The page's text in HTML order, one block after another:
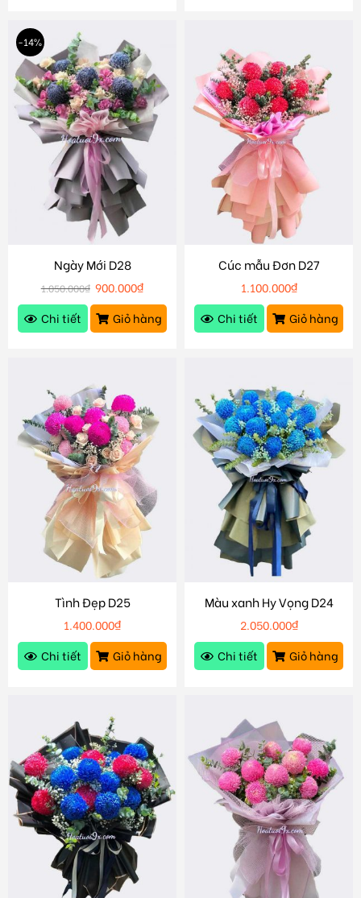
-14%
Ngày Mới D28
1.050.000₫ 900.000₫
Chi tiết
Giỏ hàng
Cúc mẫu Đơn D27
1.100.000₫
Chi tiết
Giỏ hàng
Tình Đẹp D25
1.400.000₫
Chi tiết
Giỏ hàng
Màu xanh Hy Vọng D24
2.050.000₫
Chi tiết
Giỏ hàng